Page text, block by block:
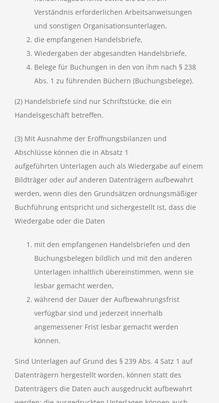
Verständnis erforderlichen Arbeitsanweisungen
und sonstigen Organisationsunterlagen,
die empfangenen Handelsbriefe,
Wiedergaben der abgesandten Handelsbriefe,
Belege für Buchungen in den von ihm nach § 238
Abs. 1 zu führenden Büchern (Buchungsbelege).
(2) Handelsbriefe sind nur Schriftstücke, die ein
Handelsgeschäft betreffen.
(3) Mit Ausnahme der Eröffnungsbilanzen und
Abschlüsse können die in Absatz 1
aufgeführten Unterlagen auch als Wiedergabe auf einem
Bildträger oder auf anderen Datenträgern aufbewahrt
werden, wenn dies den Grundsätzen ordnungsmäßiger
Buchführung entspricht und sichergestellt ist, dass die
Wiedergabe oder die Daten
mit den empfangenen Handelsbriefen und den
Buchungsbelegen bildlich und mit den anderen
Unterlagen inhaltlich übereinstimmen, wenn sie
lesbar gemacht werden,
während der Dauer der Aufbewahrungsfrist
verfügbar sind und jederzeit innerhalb
angemessener Frist lesbar gemacht werden
können.
Sind Unterlagen auf Grund des § 239 Abs. 4 Satz 1 auf
Datenträgern hergestellt worden, können statt des
Datenträgers die Daten auch ausgedruckt aufbewahrt